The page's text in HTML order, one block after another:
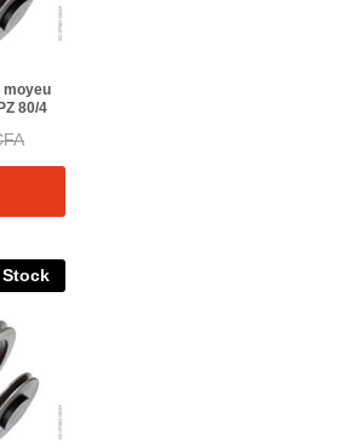
moyeu
80/4